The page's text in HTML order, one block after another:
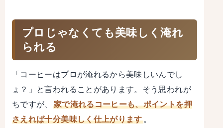
プロじゃなくても美味しく淹れ
られる
「コーヒーはプロが淹れるから美味しいんでし
ょ？」と言われることがあります。そう思われが
ちですが、
家で淹れるコーヒーも、ポイントを押
さえれば十分美味しく仕上がります。